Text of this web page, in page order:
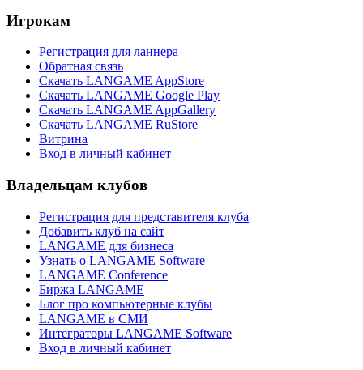
Игрокам
Регистрация для ланнера
Обратная связь
Скачать LANGAME AppStore
Скачать LANGAME Google Play
Скачать LANGAME AppGallery
Скачать LANGAME RuStore
Витрина
Вход в личный кабинет
Владельцам клубов
Регистрация для представителя клуба
Добавить клуб на сайт
LANGAME для бизнеса
Узнать о LANGAME Software
LANGAME Conference
Биржа LANGAME
Блог про компьютерные клубы
LANGAME в СМИ
Интеграторы LANGAME Software
Вход в личный кабинет